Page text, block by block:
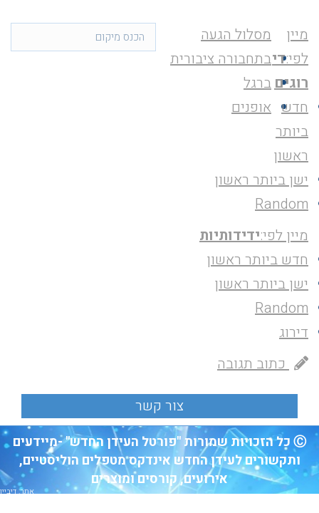
מסלול הגעה
בתחבורה ציבורית
ברגל
אופנים
מיין
לפי:די
רוגים
חדש
ביותר
ראשון
ישן ביותר ראשון
Random
מיין לפי:ידידותיות
חדש ביותר ראשון
ישן ביותר ראשון
Random
דירוג
כתוב תגובה
Ⓒ כל הזכויות שמורות "פורטל העידן החדש" -מיידעים
ותקשורים לעידן החדש אינדקס מטפלים הוליסטיים,
אירועים, קורסים ומוצרים
אתר: דיביין